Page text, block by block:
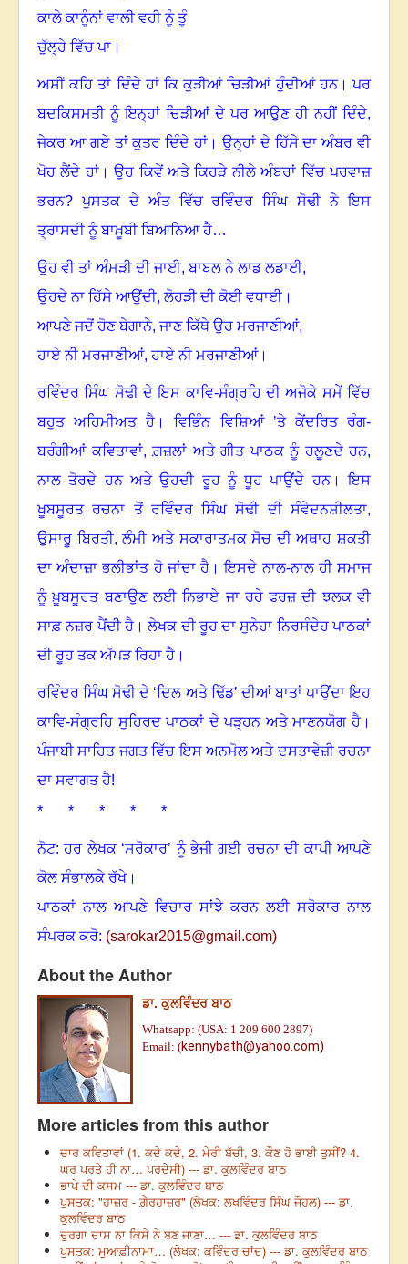
ਕਾਲੇ ਕਾਨੂੰਨਾਂ ਵਾਲੀ ਵਹੀ ਨੂੰ ਤੂੰ
ਚੁੱਲ੍ਹੇ ਵਿੱਚ ਪਾ ।
ਅਸੀਂ ਕਹਿ ਤਾਂ ਦਿੰਦੇ ਹਾਂ ਕਿ ਕੁੜੀਆਂ ਚਿੜੀਆਂ ਹੁੰਦੀਆਂ ਹਨ।ਪਰ
ਬਦਕਿਸਮਤੀ ਨੂੰ ਇਨ੍ਹਾਂ ਚਿੜੀਆਂ ਦੇ ਪਰ ਆਉਣ ਹੀ ਨਹੀਂ ਦਿੰਦੇ,
ਜੇਕਰ ਆ ਗਏ ਤਾਂ ਕੁਤਰ ਦਿੰਦੇ ਹਾਂ । ਉਨ੍ਹਾਂ ਦੇ ਹਿੱਸੇ ਦਾ ਅੰਬਰ ਵੀ
ਖੋਹ ਲੈਂਦੇ ਹਾਂ।ਉਹ ਕਿਵੇਂ ਅਤੇ ਕਿਹੜੇ ਨੀਲੇ ਅੰਬਰਾਂ ਵਿੱਚ ਪਰਵਾਜ਼
ਭਰਨ?ਪੁਸਤਕ ਦੇ ਅੰਤ ਵਿੱਚ ਰਵਿੰਦਰ ਸਿੰਘ ਸੋਢੀ ਨੇ ਇਸ
ਤ੍ਰਾਸਦੀ ਨੂੰ ਬਾਖ਼ੂਬੀ ਬਿਆਨਿਆ ਹੈ…
ਉਹ ਵੀ ਤਾਂ ਅੰਮੜੀ ਦੀ ਜਾਈ,ਬਾਬਲ ਨੇ ਲਾਡ ਲਡਾਈ,
ਉਹਦੇ ਨਾ ਹਿੱਸੇ ਆਉਂਦੀ,ਲੋਹੜੀ ਦੀ ਕੋਈ ਵਧਾਈ।
ਆਪਣੇ ਜਦੋਂ ਹੋਣ ਬੇਗਾਨੇ,ਜਾਣ ਕਿੱਥੇ ਉਹ ਮਰਜਾਣੀਆਂ,
ਹਾਏ ਨੀ ਮਰਜਾਣੀਆਂ,ਹਾਏ ਨੀ ਮਰਜਾਣੀਆਂ।
ਰਵਿੰਦਰ ਸਿੰਘ ਸੋਢੀ ਦੇ ਇਸ ਕਾਵਿ-ਸੰਗ੍ਰਹਿ ਦੀ ਅਜੋਕੇ ਸਮੇਂ ਵਿੱਚ
ਬਹੁਤ ਅਹਿਮੀਅਤ ਹੈ ।ਵਿਭਿੰਨ ਵਿਸ਼ਿਆਂ ’ਤੇ ਕੇਂਦਰਿਤ ਰੰਗ-
ਬਰੰਗੀਆਂ ਕਵਿਤਾਵਾਂ, ਗ਼ਜ਼ਲਾਂ ਅਤੇ ਗੀਤ ਪਾਠਕ ਨੂੰ ਹਲੂਣਦੇ ਹਨ,
ਨਾਲ ਤੋਰਦੇ ਹਨ ਅਤੇ ਉਹਦੀ ਰੂਹ ਨੂੰ ਧੂਹ ਪਾਉਂਦੇ ਹਨ। ਇਸ
ਖੂਬਸੂਰਤ ਰਚਨਾ ਤੋਂ ਰਵਿੰਦਰ ਸਿੰਘ ਸੋਢੀ ਦੀ ਸੰਵੇਦਨਸ਼ੀਲਤਾ,
ਉਸਾਰੂ ਬਿਰਤੀ,ਲੰਮੀ ਅਤੇ ਸਕਾਰਾਤਮਕ ਸੋਚ ਦੀ ਅਥਾਹ ਸ਼ਕਤੀ
ਦਾ ਅੰਦਾਜ਼ਾ ਭਲੀਭਾਂਤ ਹੋ ਜਾਂਦਾ ਹੈ ।ਇਸਦੇ ਨਾਲ-ਨਾਲ ਹੀ ਸਮਾਜ
ਨੂੰ ਖ਼ੂਬਸੂਰਤ ਬਣਾਉਣ ਲਈ ਨਿਭਾਏ ਜਾ ਰਹੇ ਫਰਜ਼ ਦੀ ਝਲਕ ਵੀ
ਸਾਫ਼ ਨਜ਼ਰ ਪੈਂਦੀ ਹੈ।ਲੇਖਕ ਦੀ ਰੂਹ ਦਾ ਸੁਨੇਹਾ ਨਿਰਸੰਦੇਹ ਪਾਠਕਾਂ
ਦੀ ਰੂਹ ਤਕ ਅੱਪੜ ਰਿਹਾ ਹੈ ।
ਰਵਿੰਦਰ ਸਿੰਘ ਸੋਢੀ ਦੇ ‘ਦਿਲ ਅਤੇ ਢਿੱਡ’ ਦੀਆਂ ਬਾਤਾਂ ਪਾਉਂਦਾ ਇਹ
ਕਾਵਿ-ਸੰਗ੍ਰਹਿ ਸੁਹਿਰਦ ਪਾਠਕਾਂ ਦੇ ਪੜ੍ਹਨ ਅਤੇ ਮਾਣਨਯੋਗ ਹੈ ।
ਪੰਜਾਬੀ ਸਾਹਿਤ ਜਗਤ ਵਿੱਚ ਇਸ ਅਨਮੋਲ ਅਤੇ ਦਸਤਾਵੇਜ਼ੀ ਰਚਨਾ
ਦਾ ਸਵਾਗਤ ਹੈ!
* * * * *
ਨੋਟ: ਹਰ ਲੇਖਕ ‘ਸਰੋਕਾਰ’ ਨੂੰ ਭੇਜੀ ਗਈ ਰਚਨਾ ਦੀ ਕਾਪੀ ਆਪਣੇ
ਕੋਲ ਸੰਭਾਲਕੇ ਰੱਖੇ।
ਪਾਠਕਾਂ ਨਾਲ ਆਪਣੇ ਵਿਚਾਰ ਸਾਂਝੇ ਕਰਨ ਲਈ ਸਰੋਕਾਰ ਨਾਲ
ਸੰਪਰਕ ਕਰੋ: (sarokar2015@gmail.com)
About the Author
ਡਾ. ਕੁਲਵਿੰਦਰ ਬਾਠ
Whatsapp: (USA: 1 209 600 2897)
Email: (kennybath@yahoo.com)
More articles from this author
ਚਾਰ ਕਵਿਤਾਵਾਂ (1. ਕਦੇ ਕਦੇ, 2. ਮੇਰੀ ਬੱਚੀ, 3. ਕੌਣ ਹੋ ਭਾਈ ਤੁਸੀਂ? 4.
ਘਰ ਪਰਤੇ ਹੀ ਨਾ… ਪਰਦੇਸੀ) --- ਡਾ. ਕੁਲਵਿੰਦਰ ਬਾਠ
ਭਾਪੇ ਦੀ ਕਸਮ --- ਡਾ. ਕੁਲਵਿੰਦਰ ਬਾਠ
ਪੁਸਤਕ: "ਹਾਜ਼ਰ - ਗ਼ੈਰਹਾਜ਼ਰ" (ਲੇਖਕ: ਲਖਵਿੰਦਰ ਸਿੰਘ ਜੌਹਲ) --- ਡਾ.
ਕੁਲਵਿੰਦਰ ਬਾਠ
ਦੁਰਗਾ ਦਾਸ ਨਾ ਕਿਸੇ ਨੇ ਬਣ ਜਾਣਾ… --- ਡਾ. ਕੁਲਵਿੰਦਰ ਬਾਠ
ਪੁਸਤਕ: ਮੁਆਫ਼ੀਨਾਮਾ… (ਲੇਖਕ: ਕਵਿੰਦਰ ਚਾਂਦ) --- ਡਾ. ਕੁਲਵਿੰਦਰ ਬਾਠ